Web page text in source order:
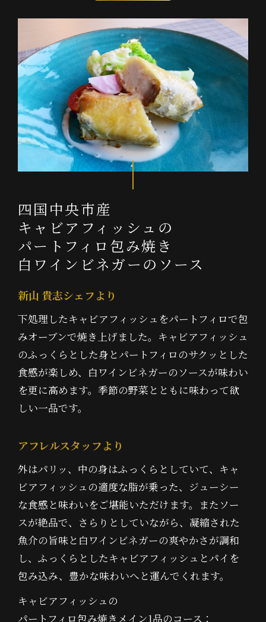
四国中央市産
キャビアフィッシュの
パートフィロ包み焼き
白ワインビネガーのソース
新山 貴志シェフより
下処理したキャビアフィッシュをパートフィロで包
みオーブンで焼き上げました。キャビアフィッシュ
のふっくらとした身とパートフィロのサクッとした
食感が楽しめ、白ワインビネガーのソースが味わい
を更に高めます。季節の野菜とともに味わって欲
しい一品です。
アフレルスタッフより
外はパリッ、中の身はふっくらとしていて、キャ
ビアフィッシュの適度な脂が乗った、ジューシー
な食感と味わいをご堪能いただけます。またソー
スが絶品で、さらりとしていながら、凝縮された
魚介の旨味と白ワインビネガーの爽やかさが調和
し、ふっくらとしたキャビアフィッシュとパイを
包み込み、豊かな味わいへと運んでくれます。
キャビアフィッシュの
パートフィロ包み焼きメイン1品のコース：